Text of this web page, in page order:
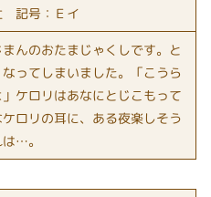
記号：Ｅイ
んのおたまじゃくしです。と
ってしまいました。「こうら
ケロリはあなにとじこもって
ロリの耳に、ある夜楽しそう
…。